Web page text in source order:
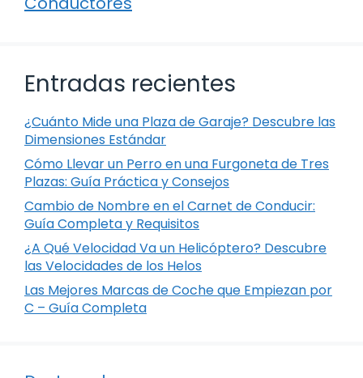
Entradas recientes
¿Cuánto Mide una Plaza de Garaje? Descubre las
Dimensiones Estándar
Cómo Llevar un Perro en una Furgoneta de Tres
Plazas: Guía Práctica y Consejos
Cambio de Nombre en el Carnet de Conducir:
Guía Completa y Requisitos
¿A Qué Velocidad Va un Helicóptero? Descubre
las Velocidades de los Helos
Las Mejores Marcas de Coche que Empiezan por
C – Guía Completa